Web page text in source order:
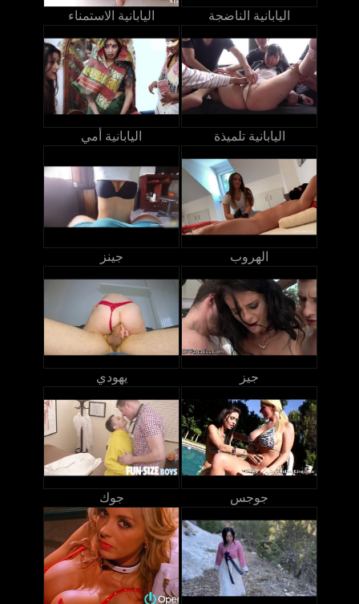
اليابانية الاستمناء اليابانية الناضجة
اليابانية أمي اليابانية تلميذة
جينز الهروب
يهودي جيز
جوك جوجس